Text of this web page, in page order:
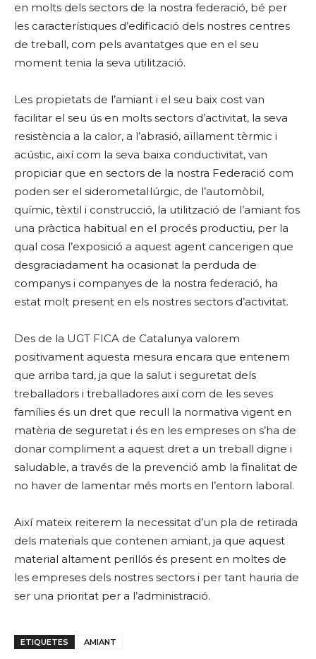
en molts dels sectors de la nostra federació, bé per
les característiques d’edificació dels nostres centres
de treball, com pels avantatges que en el seu
moment tenia la seva utilització.
Les propietats de l’amiant i el seu baix cost van
facilitar el seu ús en molts sectors d’activitat, la seva
resistència a la calor, a l’abrasió, aïllament tèrmic i
acústic, així com la seva baixa conductivitat, van
propiciar que en sectors de la nostra Federació com
poden ser el siderometal·lúrgic, de l’automòbil,
químic, tèxtil i construcció, la utilització de l’amiant fos
una pràctica habitual en el procés productiu, per la
qual cosa l’exposició a aquest agent cancerigen que
desgraciadament ha ocasionat la perduda de
companys i companyes de la nostra federació, ha
estat molt present en els nostres sectors d’activitat.
Des de la UGT FICA de Catalunya valorem
positivament aquesta mesura encara que entenem
que arriba tard, ja que la salut i seguretat dels
treballadors i treballadores així com de les seves
famílies és un dret que recull la normativa vigent en
matèria de seguretat i és en les empreses on s’ha de
donar compliment a aquest dret a un treball digne i
saludable, a través de la prevenció amb la finalitat de
no haver de lamentar més morts en l’entorn laboral.
Així mateix reiterem la necessitat d’un pla de retirada
dels materials que contenen amiant, ja que aquest
material altament perillós és present en moltes de
les empreses dels nostres sectors i per tant hauria de
ser una prioritat per a l’administració.
ETIQUETES AMIANT